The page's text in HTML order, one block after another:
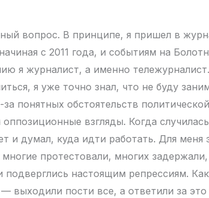
вопрос. В принципе, я пришел в
с 2011 года, и событиям на
я журналист, а именно
я уже точно знал, что не буду
понятных обстоятельств
взгляды. Когда
и думал, куда идти работать. Для меня
протестовали, многих
подверглись настоящим репрессиям.
выходили пости все, а ответили за